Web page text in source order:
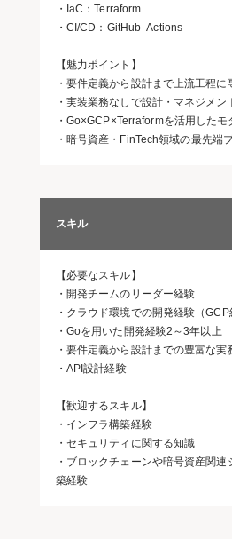
・IaC：Terraform
・CI/CD：GitHub Actions
【魅力ポイント】
・要件定義から設計まで上流工程
・実装業務なしで設計・マネジメン
・Go×GCP×Terraformを活用した
・暗号資産・FinTech領域の最先端
スキル
【必要なスキル】
・開発チームのリーダー経験
・クラウド環境での開発経験（GCP
・Goを用いた開発経験2～3年以上
・要件定義から設計までの豊富な実
・API設計経験
【歓迎するスキル】
・インフラ構築経験
・セキュリティに関する知識
・ブロックチェーンや暗号資産関
築経験